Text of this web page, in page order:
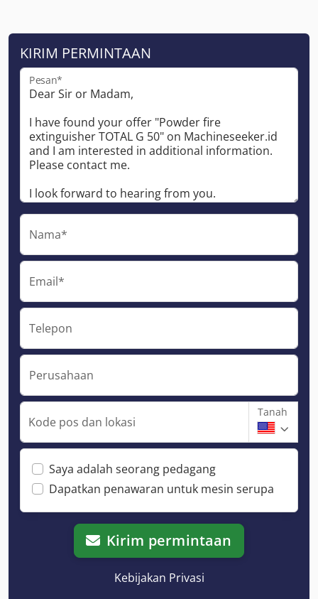
KIRIM PERMINTAAN
Pesan*
Nama*
Email*
Telepon
Perusahaan
Kode pos dan lokasi
Tanah
Saya adalah seorang pedagang
Dapatkan penawaran untuk mesin serupa
Kirim permintaan
Kebijakan Privasi